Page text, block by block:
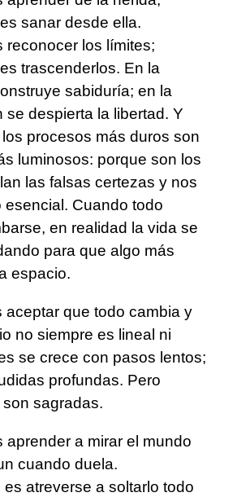
sanar desde ella.
reconocer los límites;
trascenderlos. En la
sabiduría; en la
se despierta la libertad. Y
procesos más duros son
luminosos: porque son los
las falsas certezas y nos
esencial. Cuando todo
en realidad la vida se
para que algo más
espacio.
aceptar que todo cambia y
no siempre es lineal ni
se crece con pasos lentos;
profundas. Pero
sagradas.
aprender a mirar el mundo
cuando duela.
atreverse a soltarlo todo